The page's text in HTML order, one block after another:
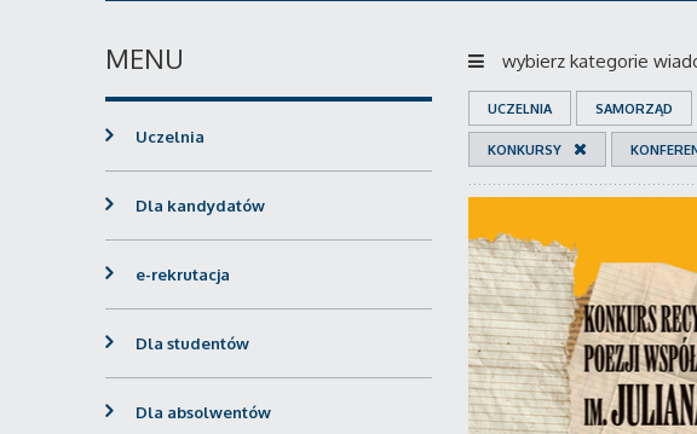
wybierz kategorie
UCZELNIA SAMORZĄD
KONKURSY
MENU
Uczelnia
Dla kandydatów
e-rekrutacja
Dla studentów
Dla absolwentów